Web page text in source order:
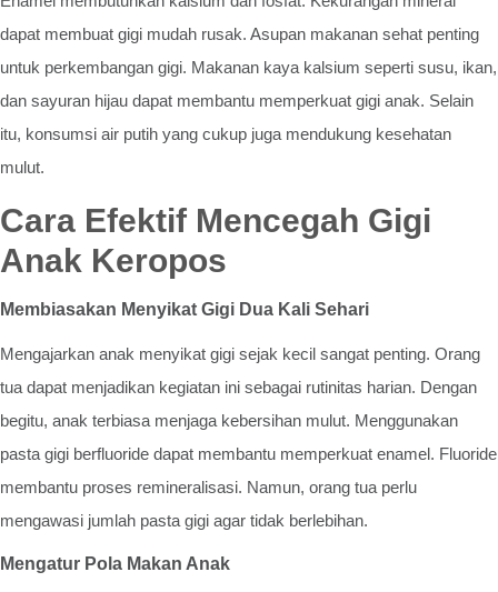
dapat membuat gigi mudah rusak. Asupan makanan sehat penting
untuk perkembangan gigi. Makanan kaya kalsium seperti susu, ikan,
dan sayuran hijau dapat membantu memperkuat gigi anak. Selain
itu, konsumsi air putih yang cukup juga mendukung kesehatan
mulut.
Cara Efektif Mencegah Gigi
Anak Keropos
Membiasakan Menyikat Gigi Dua Kali Sehari
Mengajarkan anak menyikat gigi sejak kecil sangat penting. Orang
tua dapat menjadikan kegiatan ini sebagai rutinitas harian. Dengan
begitu, anak terbiasa menjaga kebersihan mulut. Menggunakan
pasta gigi berfluoride dapat membantu memperkuat enamel. Fluoride
membantu proses remineralisasi. Namun, orang tua perlu
mengawasi jumlah pasta gigi agar tidak berlebihan.
Mengatur Pola Makan Anak